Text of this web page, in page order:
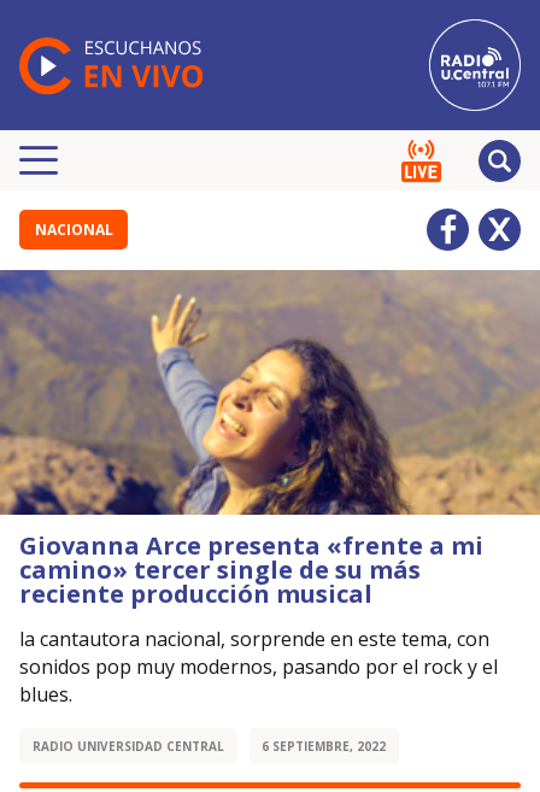
NACIONAL
Giovanna Arce presenta «frente a mi
camino» tercer single de su más
reciente producción musical
la cantautora nacional, sorprende en este tema, con
sonidos pop muy modernos, pasando por el rock y el
blues.
RADIO UNIVERSIDAD CENTRAL 6 SEPTIEMBRE, 2022